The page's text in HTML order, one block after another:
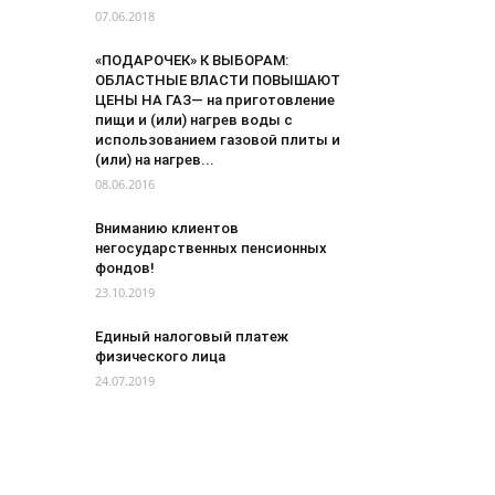
07.06.2018
«ПОДАРОЧЕК» К ВЫБОРАМ:
ОБЛАСТНЫЕ ВЛАСТИ ПОВЫШАЮТ
ЦЕНЫ НА ГАЗ— на приготовление
пищи и (или) нагрев воды с
использованием газовой плиты и
(или) на нагрев...
08.06.2016
Вниманию клиентов
негосударственных пенсионных
фондов!
23.10.2019
Единый налоговый платеж
физического лица
24.07.2019